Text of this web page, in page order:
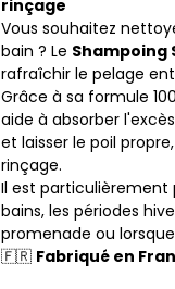
rinçage
Vous souhaitez
bain ? Le Shampoing
rafraîchir le pelage
Grâce à sa formule
aide à absorber
et laisser le poil
rinçage.
Il est particulièrement
bains, les périodes
promenade ou
🇫🇷 Fabriqué en